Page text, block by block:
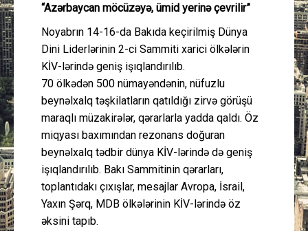
Əlaqə
“Azərbaycan möcüzəyə, ümid yerinə çevrilir”
Noyabrın 14-16-da Bakıda keçirilmiş Dünya
Dini Liderlərinin 2-ci Sammiti xarici ölkələrin
KİV-lərində geniş işıqlandırılıb.
70 ölkədən 500 nümayəndənin, nüfuzlu
beynəlxalq təşkilatların qatıldığı zirvə görüşü
maraqlı müzakirələr, qərarlarla yadda qaldı. Öz
miqyası baxımından rezonans doğuran
beynəlxalq tədbir dünya KİV-lərində də geniş
işıqlandırılıb. Bakı Sammitinin qərarları,
toplantıdakı çıxışlar, mesajlar Avropa, İsrail,
Yaxın Şərq, MDB ölkələrinin KİV-lərində öz
əksini tapıb.